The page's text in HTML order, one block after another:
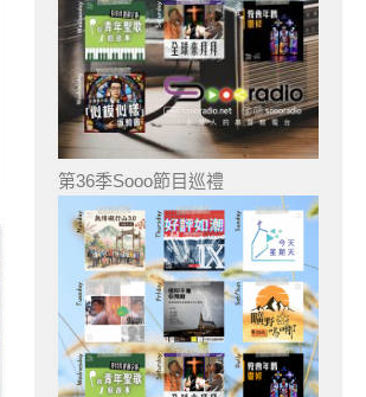
第36季Sooo節目巡禮